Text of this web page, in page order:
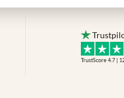
TrustScore 4.7 |